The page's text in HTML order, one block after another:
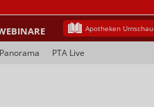
Apotheken Umschau
Panorama PTA Live